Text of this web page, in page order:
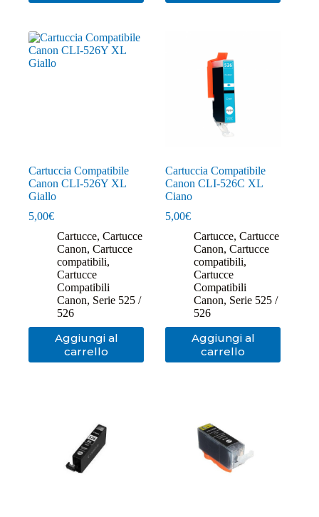
Cartuccia Compatibile
Canon CLI-526Y XL
Giallo
5,00€
Cartucce, Cartucce
Canon, Cartucce
compatibili,
Cartucce
Compatibili
Canon, Serie 525 /
526
Aggiungi al
carrello
Cartuccia Compatibile
Canon CLI-526C XL
Ciano
5,00€
Cartucce,Cartucce
Canon,Cartucce
compatibili,
Cartucce
Compatibili
Canon, Serie 525 /
526
Aggiungi al
carrello